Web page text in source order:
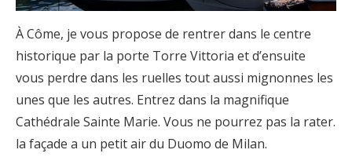
À Côme, je vous propose de rentrer dans le centre
historique par la porte Torre Vittoria et d’ensuite
vous perdre dans les ruelles tout aussi mignonnes les
unes que les autres. Entrez dans la magnifique
Cathédrale Sainte Marie. Vous ne pourrez pas la rater.
la façade a un petit air du Duomo de Milan.